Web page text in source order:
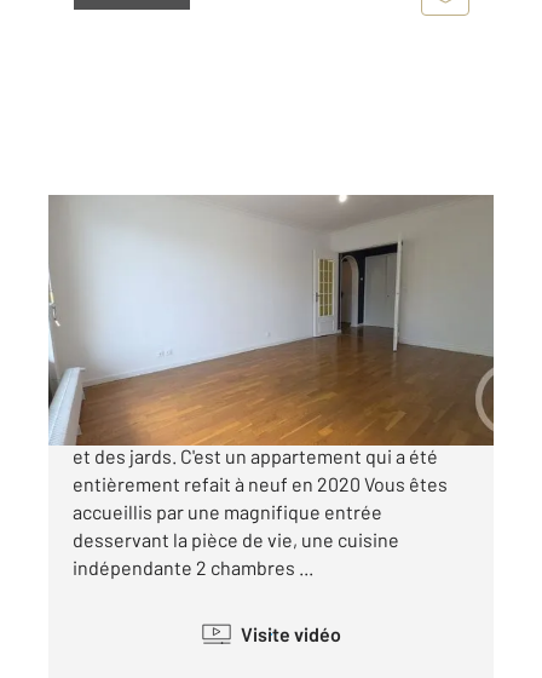
Appartement F3 à vendre
121 000 €
Châlons en Champagne, à proximité du Cirque
et des jards. C'est un appartement qui a été
entièrement refait à neuf en 2020 Vous êtes
accueillis par une magnifique entrée
desservant la pièce de vie, une cuisine
indépendante 2 chambres ...
Visite vidéo